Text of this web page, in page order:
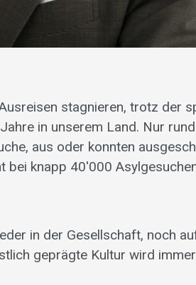
stagnieren, trotz der
in unserem Land. Nur
aus oder konnten
bei knapp 40'000
in der Gesellschaft, noch
geprägte Kultur wird